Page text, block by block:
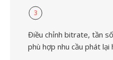
3
Điều chỉnh bitrate, tần
phù hợp nhu cầu phát lại